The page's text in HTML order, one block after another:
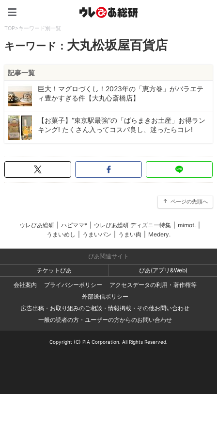
TOP>キーワード別一覧
キーワード： 大丸松坂屋百貨店
記事一覧
巨大！マグロづくし！2023年の「恵方巻」がバラエテ
ィ豊かすぎる件【大丸心斎橋店】
【お菓子】“東京駅最強”の「ばらまきお土産」お得ラン
キング! たくさん入ってコスパ良し、迷ったらコレ!
ページの先頭へ
ウレぴあ総研 ハピママ* ウレぴあ総研 ディズニー特集 mimot.
うまいめし
うまいパン うまい肉 Medery.
ぴあ関連サイト
チケットぴあ
ぴあ(アプリ&Web)
会社案内
プライバシーポリシー
アクセスデータの利用・著作権等
外部送信ポリシー
広告出稿・お取り組みのご相談・情報掲載・その他お問い合わせ
一般の読者の方・ユーザーの方からのお問い合わせ
Copyright (C) PIA Corporation. All Rights Reserved.